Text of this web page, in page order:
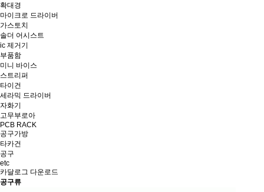
확대경
마이크로 드라이버
가스토치
솔더 어시스트
ic 제거기
부품함
미니 바이스
스트리퍼
타이건
세라믹 드라이버
자화기
고무부로아
PCB RACK
공구가방
타카건
공구
etc
카달로그 다운로드
공구류